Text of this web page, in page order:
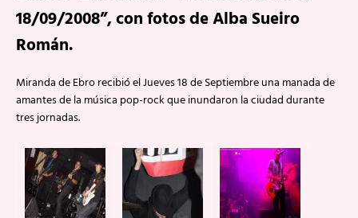
18/09/2008”, con fotos de Alba Sueiro
Román.
Miranda de Ebro recibió el Jueves 18 de Septiembre una manada de
amantes de la música pop-rock que inundaron la ciudad durante
tres jornadas.